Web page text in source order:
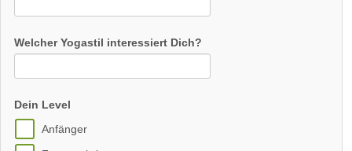
Welcher Yogastil interessiert Dich?
Dein Level
Anfänger